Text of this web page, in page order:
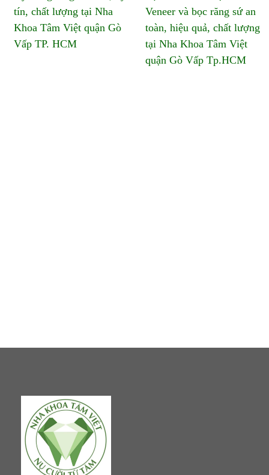
tín, chất lượng tại Nha
Khoa Tâm Việt quận Gò
Vấp TP. HCM
Veneer và bọc răng sứ an
toàn, hiệu quả, chất lượng
tại Nha Khoa Tâm Việt
quận Gò Vấp Tp.HCM